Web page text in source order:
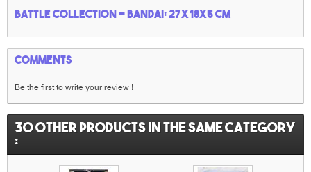
battle collection - Bandai: 27x18x5 cm
Comments
Be the first to write your review !
30 other products in the same category
: